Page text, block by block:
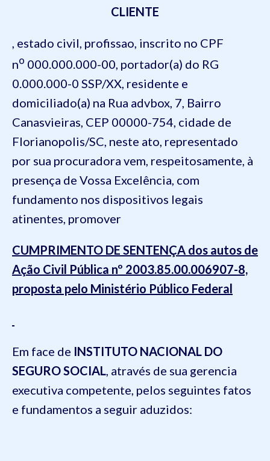
CLIENTE
, estado civil, profissao, inscrito no CPF
no 000.000.000-00, portador(a) do RG
0.000.000-0 SSP/XX, residente e
domiciliado(a) na Rua advbox, 7, Bairro
Canasvieiras, CEP 00000-754, cidade de
Florianopolis/SC neste ato, representado
por sua procuradora vem, respeitosamente, à
presença de Vossa Excelência, com
fundamento nos dispositivos legais
atinentes, promover
CUMPRIMENTO DE SENTENÇA dos autos de
Ação Civil Pública nº 2003.85.00.006907-8,
proposta pelo Ministério Público Federal
Em face de INSTITUTO NACIONAL DO
SEGURO SOCIAL , através de sua gerencia
executiva competente, pelos seguintes fatos
e fundamentos a seguir aduzidos: